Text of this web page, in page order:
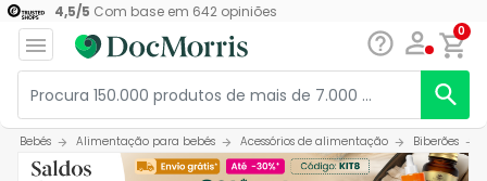
4,5/5 Com base em 642opiniões
0
Bebés Alimentação para bebés Acessórios de alimentação Biberões